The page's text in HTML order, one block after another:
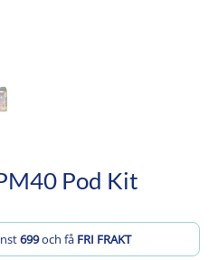
Pod Kit
699och få FRI FRAKT